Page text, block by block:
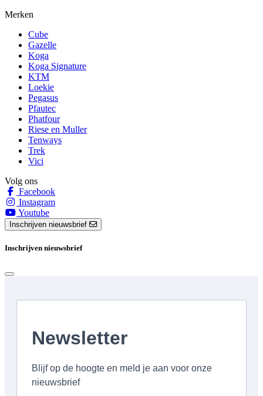
Merken
Cube
Gazelle
Koga
Koga Signature
KTM
Loekie
Pegasus
Pfautec
Phatfour
Riese en Muller
Tenways
Trek
Vici
Volg ons
Facebook
Instagram
Youtube
Inschrijven nieuwsbrief
Inschrijven nieuwsbrief